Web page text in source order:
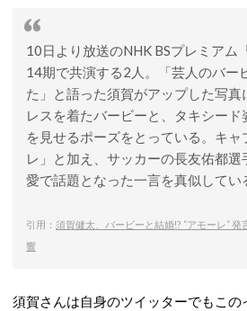
10日より放送のNHK BSプレミアム
14期で共演する2人。「芸人のバー
た」と語った須賀がアップした写真
レスを着たバービーと、タキシー
を見せるポーズをとっている。キ
レ」と加え、サッカーの長友佑都
愛で話題となった一言を真似してい
引用： 須賀健太、バービーと結婚!? “アモーレ”
響
須賀さんは自身のツイッターでもこの